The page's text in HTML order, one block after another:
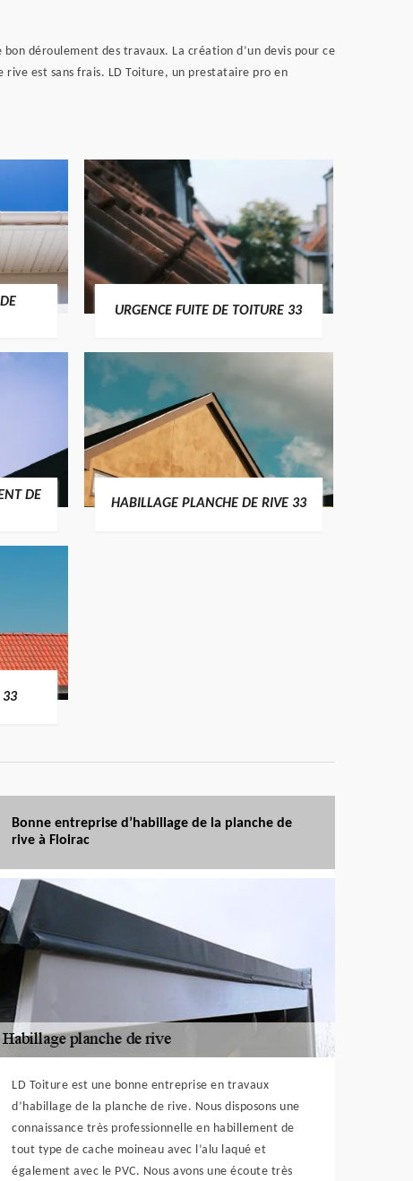
déroulement des travaux. La création d’un devis pour ce
rive est sans frais. LD Toiture, un prestataire pro en
URGENCE FUITE DE TOITURE 33
DE
HABILLAGE PLANCHE DE RIVE 33
33
Bonne entreprise d’habillage de la planche de
rive à Floirac
LD Toiture est une bonne entreprise en travaux
d’habillage de la planche de rive. Nous disposons une
connaissance très professionnelle en habillement de
tout type de cache moineau avec l’alu laqué et
également avec le PVC. Nous avons une écoute très